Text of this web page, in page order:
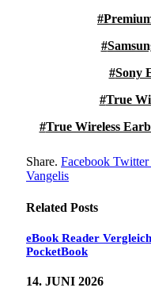
Sony
True
True Wireless
Share. Facebook Twitter
Vangelis
Related Posts
eBook Reader
PocketBook
14. JUNI 2026